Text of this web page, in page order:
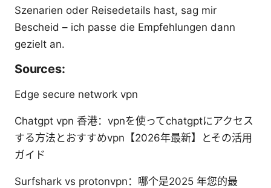
Szenarien oder Reisedetails hast, sag mir
Bescheid – ich passe die Empfehlungen dann
gezielt an.
Sources:
Edge secure network vpn
Chatgpt vpn 香港：vpnを使ってchatgptにアクセス
する方法とおすすめvpn【2026年最新】とその活用
ガイド
Surfshark vs protonvpn：哪个是2025 年您的最